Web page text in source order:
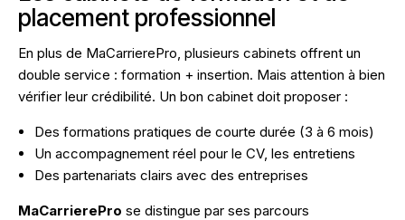
placement professionnel
En plus de MaCarrierePro, plusieurs cabinets offrent un
double service : formation + insertion. Mais attention à bien
vérifier leur crédibilité. Un bon cabinet doit proposer :
Des formations pratiques de courte durée (3 à 6 mois)
Un accompagnement réel pour le CV, les entretiens
Des partenariats clairs avec des entreprises
MaCarrierePro se distingue par ses parcours